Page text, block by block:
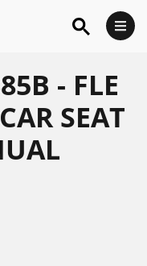
- FLE
SEAT